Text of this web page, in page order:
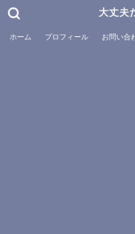
大丈夫
ホーム プロフィール お問い合